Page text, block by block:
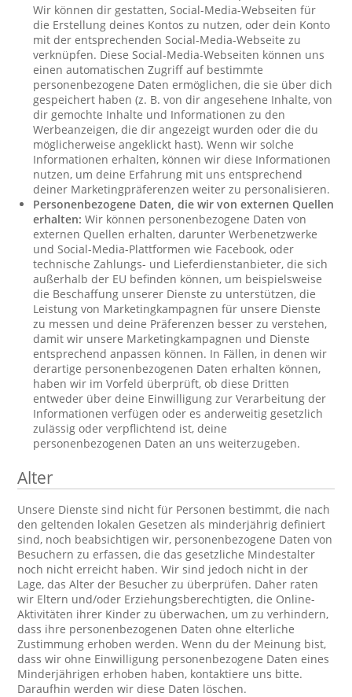
Wir können dir gestatten, Social-Media-Webseiten für
die Erstellung deines Kontos zu nutzen, oder dein Konto
mit der entsprechenden Social-Media-Webseite zu
verknüpfen. Diese Social-Media-Webseiten können uns
einen automatischen Zugriff auf bestimmte
personenbezogene Daten ermöglichen, die sie über dich
gespeichert haben (z. B. von dir angesehene Inhalte, von
dir gemochte Inhalte und Informationen zu den
Werbeanzeigen, die dir angezeigt wurden oder die du
möglicherweise angeklickt hast). Wenn wir solche
Informationen erhalten, können wir diese Informationen
nutzen, um deine Erfahrung mit uns entsprechend
deiner Marketingpräferenzen weiter zu personalisieren.
Personenbezogene Daten, die wir von externen Quellen
erhalten: Wir können personenbezogene Daten von
externen Quellen erhalten, darunter Werbenetzwerke
und Social-Media-Plattformen wie Facebook, oder
technische Zahlungs- und Lieferdienstanbieter, die sich
außerhalb der EU befinden können, um beispielsweise
die Beschaffung unserer Dienste zu unterstützen, die
Leistung von Marketingkampagnen für unsere Dienste
zu messen und deine Präferenzen besser zu verstehen,
damit wir unsere Marketingkampagnen und Dienste
entsprechend anpassen können. In Fällen, in denen wir
derartige personenbezogenen Daten erhalten können,
haben wir im Vorfeld überprüft, ob diese Dritten
entweder über deine Einwilligung zur Verarbeitung der
Informationen verfügen oder es anderweitig gesetzlich
zulässig oder verpflichtend ist, deine
personenbezogenen Daten an uns weiterzugeben.
Alter
Unsere Dienste sind nicht für Personen bestimmt, die nach
den geltenden lokalen Gesetzen als minderjährig definiert
sind, noch beabsichtigen wir, personenbezogene Daten von
Besuchern zu erfassen, die das gesetzliche Mindestalter
noch nicht erreicht haben. Wir sind jedoch nicht in der
Lage, das Alter der Besucher zu überprüfen. Daher raten
wir Eltern und/oder Erziehungsberechtigten, die Online-
Aktivitäten ihrer Kinder zu überwachen, um zu verhindern,
dass ihre personenbezogenen Daten ohne elterliche
Zustimmung erhoben werden. Wenn du der Meinung bist,
dass wir ohne Einwilligung personenbezogene Daten eines
Minderjährigen erhoben haben, kontaktiere uns bitte.
Daraufhin werden wir diese Daten löschen.